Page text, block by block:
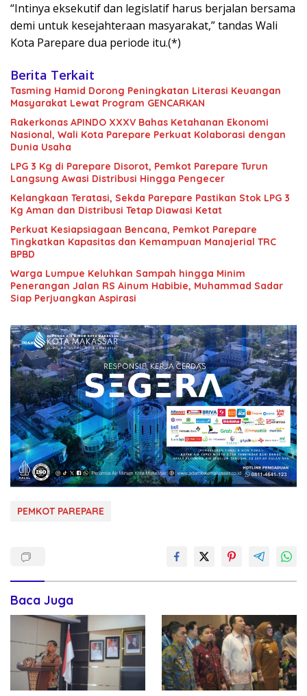
“Intinya eksekutif dan legislatif harus berjalan bersama
demi untuk kesejahteraan masyarakat,” tandas Wali
Kota Parepare dua periode itu.(*)
Berita Terkait
Tasming Hamid Dorong Peningkatan Literasi Keuangan
Masyarakat Lewat Program GENCARKAN
Rakerkonas APINDO XXXV Bahas Ketahanan Ekonomi
Nasional, Wali Kota Parepare Perkuat Kolaborasi dengan
Dunia Usaha
LPG 3 Kg di Parepare Disorot, Pemkot Parepare Turun
Langsung Awasi Distribusi Hingga Pengecer
Kelangkaan Teratasi, Sekda Parepare Pastikan Stok LPG 3
Kg Aman dan Distribusi Tetap Diawasi Ketat
Perkuat Kesiapsiagaan Bencana, Pemkot Parepare
Tingkatkan Kapasitas dan Kemampuan Manajerial TRC
BPBD
Warga Lumpue Keluhkan Sampah hingga Minim
Penerangan Jalan RS Ainum Habibie, Muhammad Sadar
Siap Perjuangkan Aspirasi
PEMKOT PAREPARE
Baca Juga